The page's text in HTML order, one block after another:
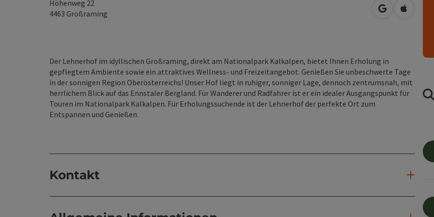
Höhenweg 22
4463 Großraming in Google
in
Der Lehnerhof im idyllischen Großraming, direkt am Nationalpark Kalkalpen, bietet Ihnen Erholung in
gepflegtem Ambiente sowie ein attraktives Wellness- und Freizeitangebot. Genießen Sie unbeschwerte Tage
in der sonnigen Region Oberösterreichs! Unser Hof liegt in ruhiger, sonniger Lage, dennoch zentrumsnah, mit
herrlichem Blick auf das Ennstaler Bergland. Für Wanderer und Radfahrer ist er ein idealer Ausgangspunkt für
Touren im Nationalpark Kalkalpen. Für Erholungssuchende ist der Lehnerhof der perfekte Ort zum
Entspannen und Genießen.
Kontakt